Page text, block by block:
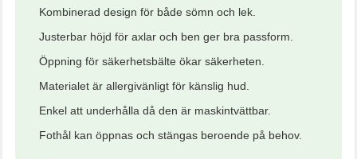
Kombinerad design för både sömn och lek.
Justerbar höjd för axlar och ben ger bra passform.
Öppning för säkerhetsbälte ökar säkerheten.
Materialet är allergivänligt för känslig hud.
Enkel att underhålla då den är maskintvättbar.
Fothål kan öppnas och stängas beroende på behov.